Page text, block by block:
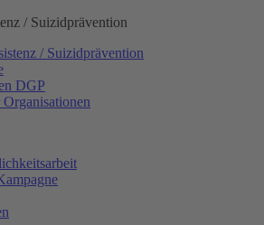
/ Suizidprävention
/ Suizidprävention
DGP